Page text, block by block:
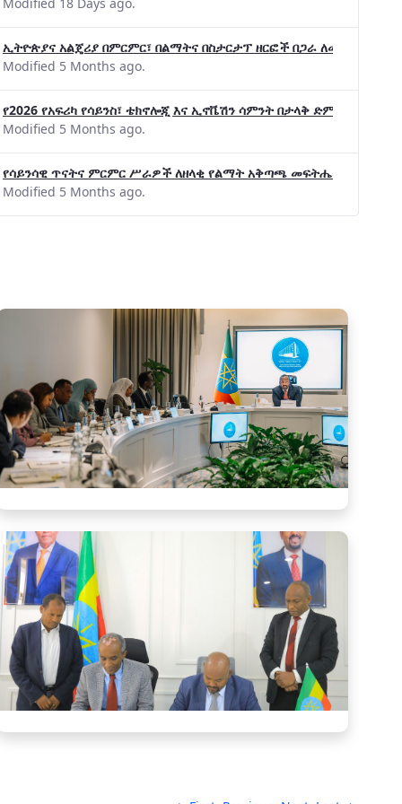
ኢትዮጵያና አልጄሪያ በምርምር፣ በልማትና በስታርታፕ ዘርፎች በጋራ ለመስራት መከሩ፡፡
Modified 5 Months ago.
የ2026 የአፍሪካ የሳይንስ፣ ቴክኖሎጂ እና ኢኖቬሽን ሳምንት በታላቅ ድምቀት
Modified 5 Months ago.
የሳይንሳዊ ጥናትና ምርምር ሥራዎች ለዘላቂ የልማት አቅጣጫ መፍትሔ ጠቋሚ
Modified 5 Months ago.